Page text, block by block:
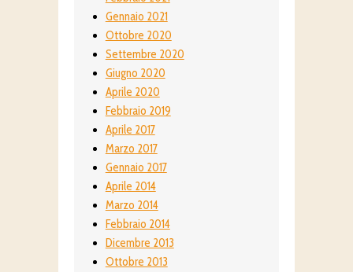
Gennaio 2021
Ottobre 2020
Settembre 2020
Giugno 2020
Aprile 2020
Febbraio 2019
Aprile 2017
Marzo 2017
Gennaio 2017
Aprile 2014
Marzo 2014
Febbraio 2014
Dicembre 2013
Ottobre 2013